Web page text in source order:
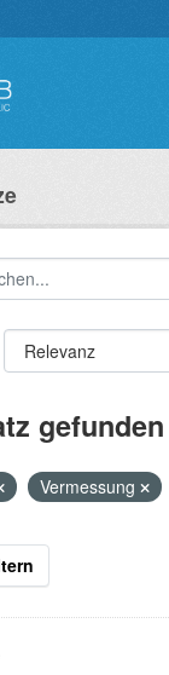
gefunden
Vermessung